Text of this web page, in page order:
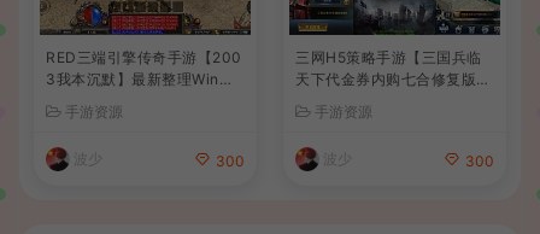
RED三端引擎传奇手游【200
3我本沉默】最新整理Win系
细搭建教程
手游资源
波少 300
三网H5策略手游【三国兵临
天下代金券内购七合修复版】
+Linux手工服务端+管理后台
+GM授权后台+简易安卓客户
端+详细搭建教程+视频教程
手游资源
波少 300